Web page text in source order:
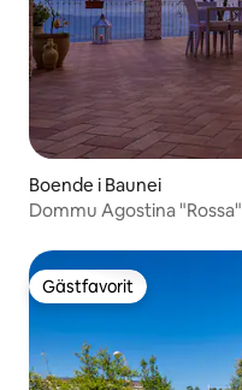
Boende i Baunei
Dommu Agostina "Rossa"
Gästfavorit
Gästfavorit